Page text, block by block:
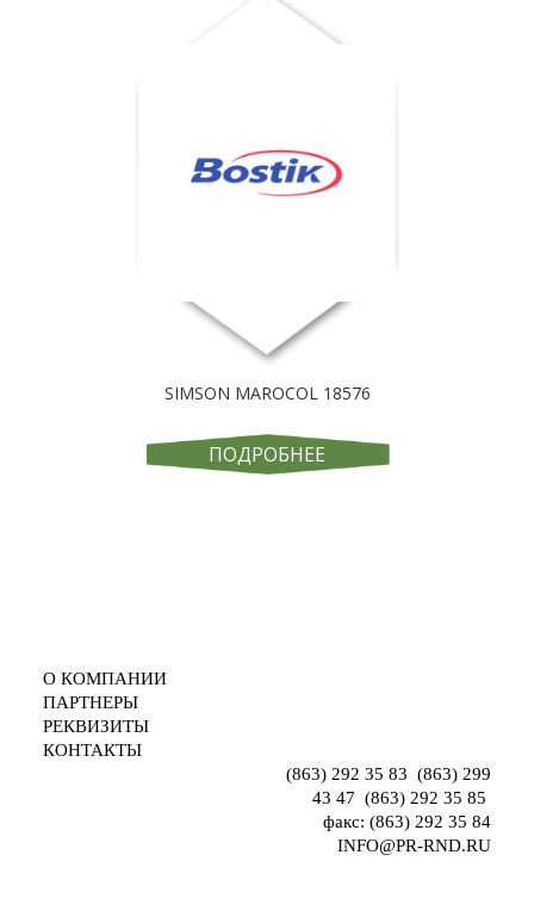
SIMSON MAROCOL 18576
ПОДРОБНЕЕ
О КОМПАНИИ
ПАРТНЕРЫ
РЕКВИЗИТЫ
КОНТАКТЫ
(863) 292 35 83 ,(863) 299
43 47 ,(863) 292 35 85
факс: (863) 292 35 84
INFO@PR-RND.RU